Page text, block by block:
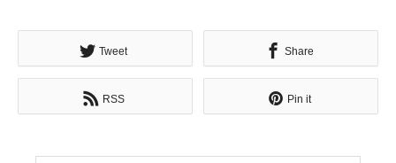
Tweet Share
RSS Pin it